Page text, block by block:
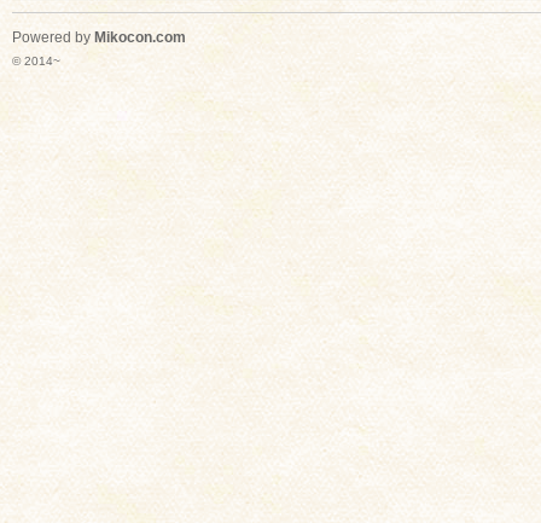
Powered by Mikocon.com
© 2014~